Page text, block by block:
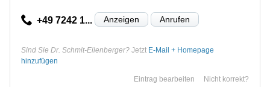
+49 7242 1... Anzeigen Anrufen
Sind Sie Dr. Schmit-Eilenberger? Jetzt E-Mail + Homepage
hinzufügen
Nicht korrekt?
Eintrag bearbeiten